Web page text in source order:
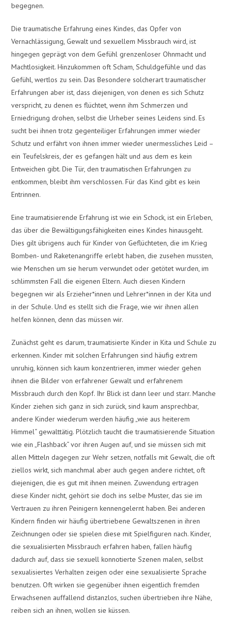
begegnen.
Die traumatische Erfahrung eines Kindes, das Opfer von
Vernachlässigung, Gewalt und sexuellem Missbrauch wird, ist
hingegen geprägt von dem Gefühl grenzenloser Ohnmacht und
Machtlosigkeit. Hinzukommen oft Scham, Schuldgefühle und das
Gefühl, wertlos zu sein. Das Besondere solcherart traumatischer
Erfahrungen aber ist, dass diejenigen, von denen es sich Schutz
verspricht, zu denen es flüchtet, wenn ihm Schmerzen und
Erniedrigung drohen, selbst die Urheber seines Leidens sind. Es
sucht bei ihnen trotz gegenteiliger Erfahrungen immer wieder
Schutz und erfährt von ihnen immer wieder unermessliches Leid –
ein Teufelskreis, der es gefangen hält und aus dem es kein
Entweichen gibt. Die Tür, den traumatischen Erfahrungen zu
entkommen, bleibt ihm verschlossen. Für das Kind gibt es kein
Entrinnen.
Eine traumatisierende Erfahrung ist wie ein Schock, ist ein Erleben,
das über die Bewältigungsfähigkeiten eines Kindes hinausgeht.
Dies gilt übrigens auch für Kinder von Geflüchteten, die im Krieg
Bomben- und Raketenangriffe erlebt haben, die zusehen mussten,
wie Menschen um sie herum verwundet oder getötet wurden, im
schlimmsten Fall die eigenen Eltern. Auch diesen Kindern
begegnen wir als Erzieher*innen und Lehrer*innen in der Kita und
in der Schule. Und es stellt sich die Frage, wie wir ihnen allen
helfen können, denn das müssen wir.
Zunächst geht es darum, traumatisierte Kinder in Kita und Schule zu
erkennen. Kinder mit solchen Erfahrungen sind häufig extrem
unruhig, können sich kaum konzentrieren, immer wieder gehen
ihnen die Bilder von erfahrener Gewalt und erfahrenem
Missbrauch durch den Kopf. Ihr Blick ist dann leer und starr. Manche
Kinder ziehen sich ganz in sich zurück, sind kaum ansprechbar,
andere Kinder wiederum werden häufig „wie aus heiterem
Himmel“ gewalttätig. Plötzlich taucht die traumatisierende Situation
wie ein „Flashback“ vor ihren Augen auf, und sie müssen sich mit
allen Mitteln dagegen zur Wehr setzen, notfalls mit Gewalt, die oft
ziellos wirkt, sich manchmal aber auch gegen andere richtet, oft
diejenigen, die es gut mit ihnen meinen. Zuwendung ertragen
diese Kinder nicht, gehört sie doch ins selbe Muster, das sie im
Vertrauen zu ihren Peinigern kennengelernt haben. Bei anderen
Kindern finden wir häufig übertriebene Gewaltszenen in ihren
Zeichnungen oder sie spielen diese mit Spielfiguren nach. Kinder,
die sexualisierten Missbrauch erfahren haben, fallen häufig
dadurch auf, dass sie sexuell konnotierte Szenen malen, selbst
sexualisiertes Verhalten zeigen oder eine sexualisierte Sprache
benutzen. Oft wirken sie gegenüber ihnen eigentlich fremden
Erwachsenen auffallend distanzlos, suchen übertrieben ihre Nähe,
reiben sich an ihnen, wollen sie küssen.